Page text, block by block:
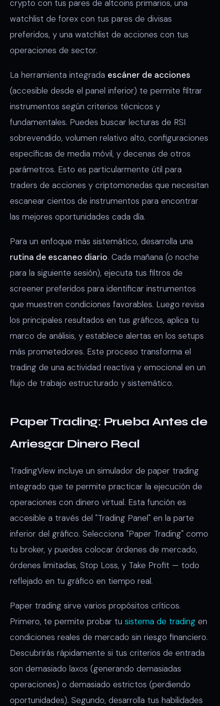
crypto con tus pares de altcoins primarios, una
watchlist de forex con tus pares de divisas
preferidos, y una watchlist de acciones con tus
operaciones de sector.
La herramienta integrada escáner de acciones
(accesible desde el panel inferior) te permite filtrar
instrumentos según criterios técnicos y
fundamentales. Puedes buscar lecturas de RSI
sobrevendido, volumen relativo alto, configuraciones
específicas de media móvil, y decenas de otros
parámetros. Esto es particularmente útil para
traders de acciones y criptomonedas que necesitan
escanear cientos de instrumentos para encontrar
las mejores oportunidades cada día.
Para un enfoque más sistemático, desarrolla una
rutina de escaneo diario. Cada mañana (o noche
para la siguiente sesión), ejecuta tus filtros de
screener preferidos para identificar instrumentos
que muestren condiciones favorables. Luego revisa
los principales resultados en tus gráficos, aplica tu
marco de análisis, y establece alertas en los setups
más prometedores. Este proceso transforma el
trading de una actividad reactiva y emocional en un
flujo de trabajo estructurado y sistemático.
Paper Trading: Prueba Antes de
Arriesgar Dinero Real
TradingView incluye un simulador de paper trading
integrado que te permite practicar la ejecución de
operaciones con dinero virtual. Esta función es
accesible a través del "Trading Panel" en la parte
inferior del gráfico. Selecciona "Paper Trading" como
tu broker, y puedes colocar órdenes de mercado,
órdenes limitadas, Stop Loss, y Take Profit — todo
reflejado en tu gráfico en tiempo real.
Paper trading sirve varios propósitos críticos.
Primero, te permite probar tu sistema de trading en
condiciones reales de mercado sin riesgo financiero.
Descubrirás rápidamente si tus criterios de entrada
son demasiado laxos (generando demasiadas
operaciones) o demasiado estrictos (perdiendo
oportunidades). Segundo, desarrolla tus habilidades